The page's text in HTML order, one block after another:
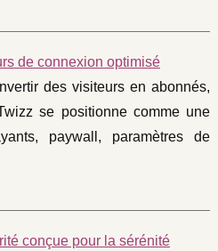
de connexion optimisé
des visiteurs en abonnés,
se positionne comme une
paywall, paramètres de
conçue pour la sérénité